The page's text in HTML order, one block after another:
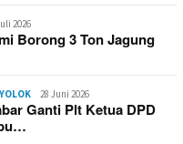
2026
Borong 3 Ton Jagung
28 Juni 2026
Ganti Plt Ketua DPD